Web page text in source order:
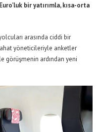
bir yatırımla, kısa-orta
arasında ciddi bir
yöneticileriyle anketler
görüşmenin ardından yeni